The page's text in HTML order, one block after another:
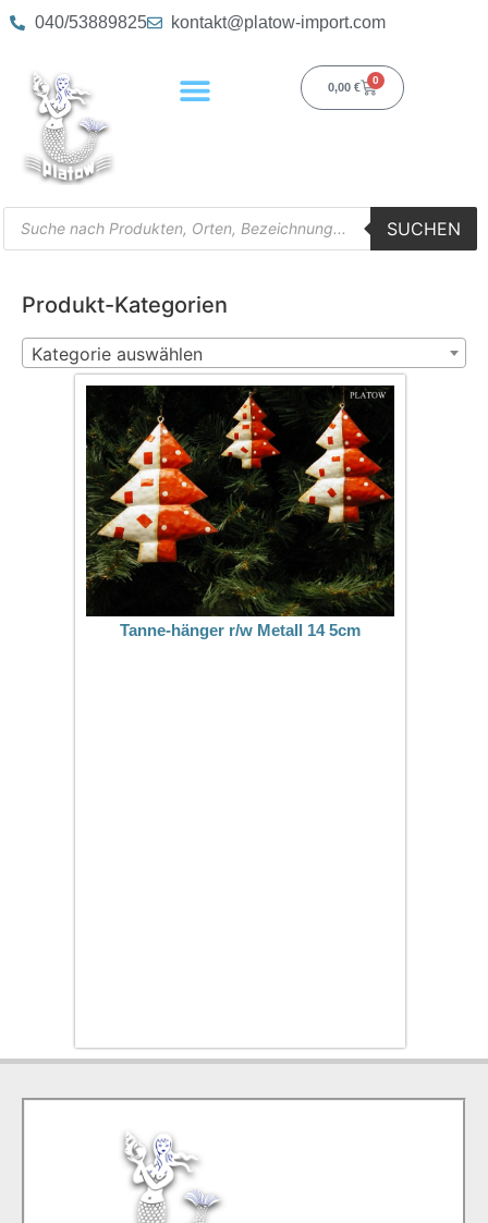
040/53889825 kontakt@platow-import.com
0,00 €
0
SUCHEN
Produkt-Kategorien
Kategorie auswählen
Tanne-hänger r/w Metall 14 5cm